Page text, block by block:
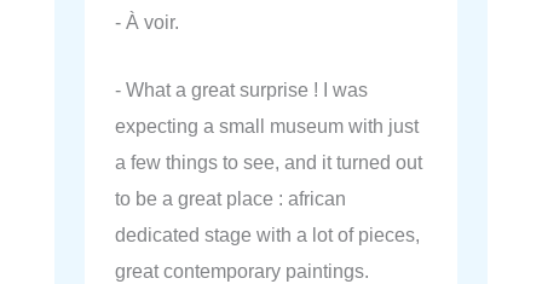
- À voir.
- What a great surprise ! I was
expecting a small museum with just
a few things to see, and it turned out
to be a great place : african
dedicated stage with a lot of pieces,
great contemporary paintings.